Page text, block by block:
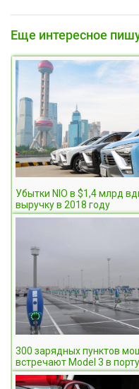
Еще интересное
Убытки NIO в $1,4 млрд
выручку в 2018 году
300 зарядных пунктов
встречают Model 3 в